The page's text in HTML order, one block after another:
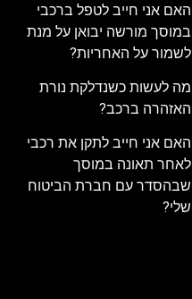
האם אני חייב לטפל ברכבי
במוסך מורשה יבואן על מנת
לשמור על האחריות?
מה לעשות כשנדלקת נורת
האזהרה ברכב?
האם אני חייב לתקן את רכבי
לאחר תאונה במוסך
שבהסדר עם חברת הביטוח
שלי?